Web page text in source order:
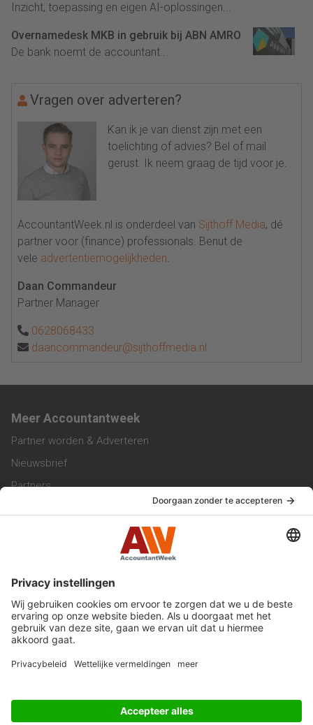
Inzicht, toepassing en eigen AI-oplossingen...
Overnamedesk MKB in gebruik bij ABN AMRO
De bank noemt de accountant...
Vragen over adverteren?
Kan ik je van dienst zijn met een
toelichting of advies? Bel of mail
gerust. Ik neem graag de tijd voor je.
AccountantWeek.nl is onderdeel van Sijthoff Media, dé
partner voor (finance) professionals. Benut de
vele advertentiemogelijkheden.
Daan Commandeur
Partner Manager
0628068433
daancommandeur@sijthoffmedia.nl
Meer Accountantweek
Partner worden & Adverteren
Nieuwsbrief
Partners
Werken bij ons
Privacy Statement
Algemene Voorwaarden
Privacyinstellingen